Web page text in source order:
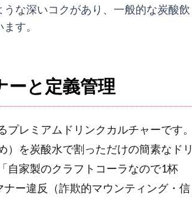
な深いコクがあり、一般的な炭酸飲
す。
ーと定義管理
プレミアムドリンクカルチャーです。
）を炭酸水で割っただけの簡素なドリ
自家製のクラフトコーラなので1杯
ー違反（詐欺的マウンティング・信